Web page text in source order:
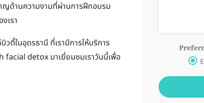
ญด้านความงามที่ผ่านการฝึกอบรม
เรา
ตี้ในอุดรธานี ที่เรามีการให้บริการ
facial detox มาเยี่ยมชมเราวันนี้เพื่อ